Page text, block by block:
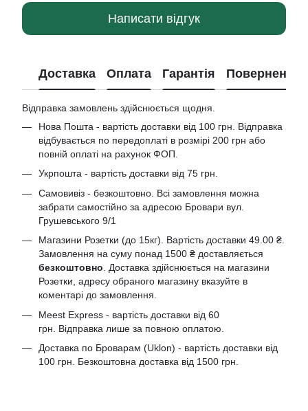
Написати відгук
Доставка Оплата Гарантія Повернення
Відправка замовлень здійснюється щодня.
Нова Пошта - вартість доставки від 100 грн. Відправка
відбувається по передоплаті в розмірі 200 грн або
повній оплаті на рахунок ФОП.
Укрпошта - вартість доставки від 75 грн.
Самовивіз - безкоштовно. Всі замовлення можна
забрати самостійно за адресою Бровари вул.
Грушевського 9/1
Магазини Розетки (до 15кг). Вартість доставки 49.00 ₴.
Замовлення на суму понад 1500 ₴ доставляється
безкоштовно . Доставка здійснюється на магазини
Розетки, адресу обраного магазину вказуйте в
коментарі до замовлення.
Meest Express - вартість доставки від 60
грн. Відправка лише за повною оплатою.
Доставка по Броварам (Uklon) - вартість доставки від
100 грн. Безкоштовна доставка від 1500 грн.